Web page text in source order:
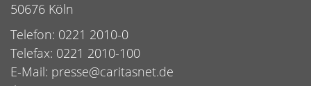
50676 Köln
Telefon: 0221 2010-0
Telefax: 0221 2010-100
E-Mail: presse@caritasnet.de